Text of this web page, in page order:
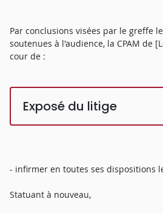
Par conclusions visées par le greffe
soutenues à l'audience, la CPAM de
cour de :
Exposé du litige
- infirmer en toutes ses dispositions
Statuant à nouveau,